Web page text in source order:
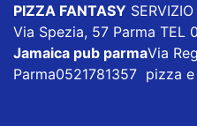
PIZZA FANTASY
Via Spezia, 57 Parma TEL
Jamaica pub parmaVia
Parma0521781357 pizza